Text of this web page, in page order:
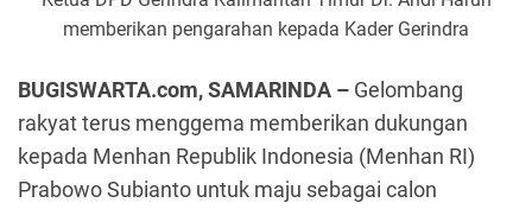
memberikan pengarahan kepada Kader Gerindra
BUGISWARTA.com, SAMARINDA – Gelombang
rakyat terus menggema memberikan dukungan
kepada Menhan Republik Indonesia (Menhan RI)
Prabowo Subianto untuk maju sebagai calon